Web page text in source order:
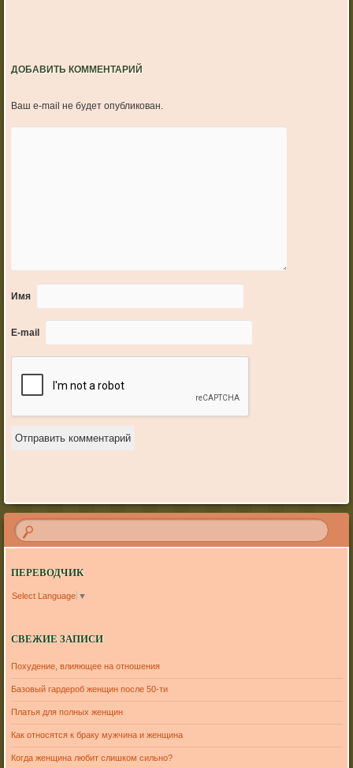
ДОБАВИТЬ КОММЕНТАРИЙ
Ваш e-mail не будет опубликован.
Имя
E-mail
ПЕРЕВОДЧИК
Select Language ▼
СВЕЖИЕ ЗАПИСИ
Похудение, влияющее на отношения
Базовый гардероб женщин после 50-ти
Платья для полных женщин
Как относятся к браку мужчина и женщина
Когда женщина любит слишком сильно?